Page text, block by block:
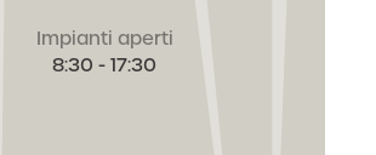
Impianti aperti
8:30 - 17:30